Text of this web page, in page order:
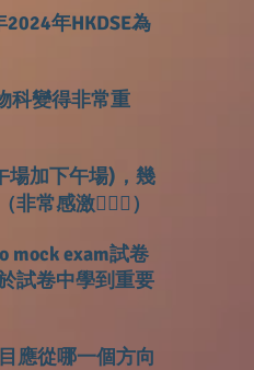
2024年HKDSE為
科變得非常重
場加下午場)，‍幾
常感激🙇🏻‍♀️）
mock exam試卷
試卷中學到重要
應從哪一個方向